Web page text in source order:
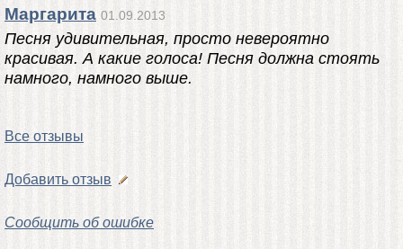
Маргарита 01.09.2013
Песня удивительная, просто невероятно
красивая. А какие голоса! Песня должна стоять
намного, намного выше.
Все отзывы
Добавить отзыв
Сообщить об ошибке